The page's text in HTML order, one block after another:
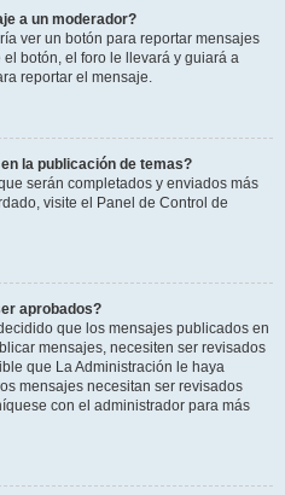
a un moderador?
ver un botón para reportar mensajes
botón, el foro le llevará y guiará a
reportar el mensaje.
la publicación de temas?
serán completados y enviados más
visite el Panel de Control de
aprobados?
que los mensajes publicados en
mensajes, necesiten ser revisados
que La Administración le haya
mensajes necesitan ser revisados
con el administrador para más